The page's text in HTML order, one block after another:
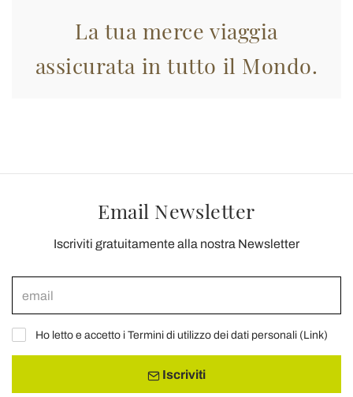
La tua merce viaggia
assicurata in tutto il Mondo.
Email Newsletter
Iscriviti gratuitamente alla nostra Newsletter
Ho letto e accetto i Termini di utilizzo dei dati personali (Link)
Iscriviti